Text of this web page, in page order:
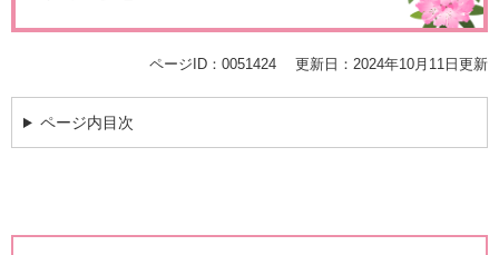
ページID：0051424 更新日：2024年10月11日更新
ページ内目次